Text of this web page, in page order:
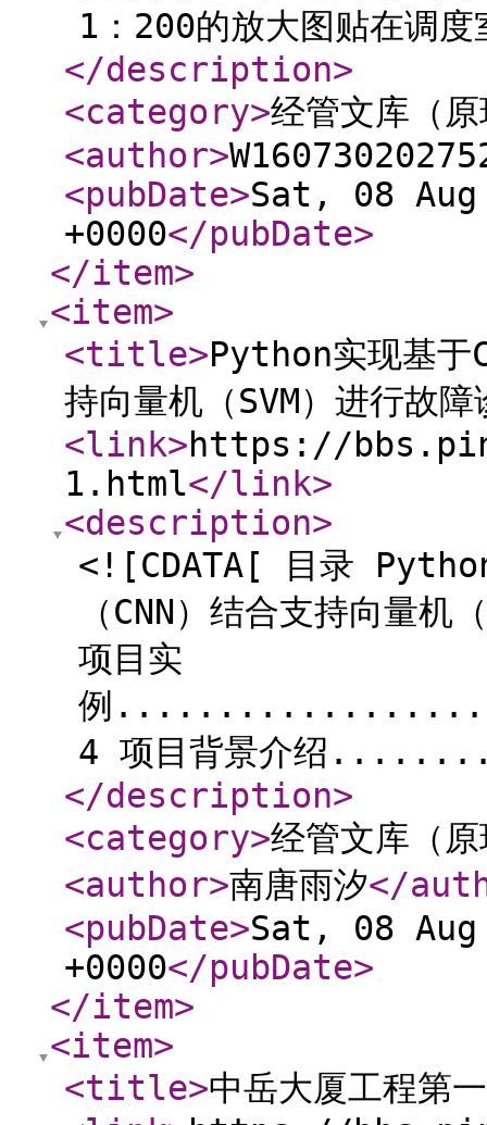
1：200的放大图贴在调
</description>
<category>经管文库（
<author>
<pubDate>Sat, 08
+0000</pubDate>
</item>
<item>
<title>Python实现基于
持向量机（SVM）进行故
<link>https://
1.html</link>
<description>
<![CDATA[ 目录
（CNN）结合支持向量
项目实
例
4 项目背景介绍
</description>
<category>经管文库（
<author>南唐雨汐</
<pubDate>Sat, 08
+0000</pubDate>
</item>
<item>
<title>中岳大厦工程第